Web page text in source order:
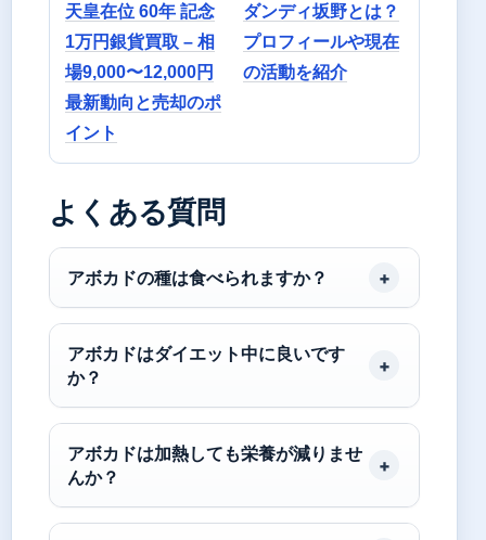
天皇在位 60年 記念
1万円銀貨買取 – 相
場9,000〜12,000円
最新動向と売却のポ
イント
ダンディ坂野とは？
プロフィールや現在
の活動を紹介
よくある質問
アボカドの種は食べられますか？
アボカドはダイエット中に良いです
か？
アボカドは加熱しても栄養が減りませ
んか？